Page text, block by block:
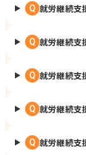
Q 就労継続支
Q 就労継続支
Q 就労継続支
Q 就労継続支
Q 就労継続支